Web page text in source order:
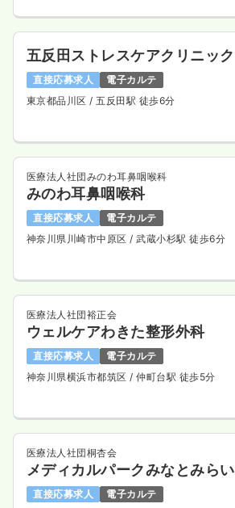
五反田ストレスケアクリニック
直接応募求人
電子カルテ
東京都品川区/ 五反田駅 徒歩6分
医療法人社団みのわ耳鼻咽喉科
みのわ耳鼻咽喉科
直接応募求人
電子カルテ
神奈川県川崎市中原区/ 武蔵小杉駅 徒歩6分
医療法人社団裕正会
ウェルケアわきた整形外科
直接応募求人
電子カルテ
神奈川県横浜市都筑区/ 仲町台駅 徒歩5分
医療法人社団桐杏会
メディカルパークみなとみらい
直接応募求人
電子カルテ